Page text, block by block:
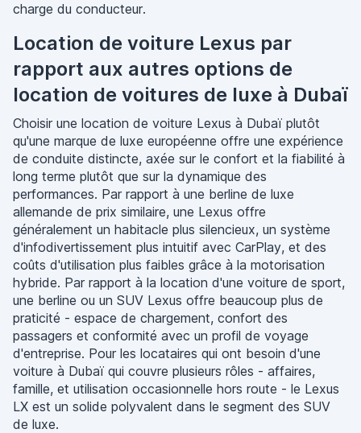
charge du conducteur.
Location de voiture Lexus par
rapport aux autres options de
location de voitures de luxe à Dubaï
Choisir une location de voiture Lexus à Dubaï plutôt
qu'une marque de luxe européenne offre une expérience
de conduite distincte, axée sur le confort et la fiabilité à
long terme plutôt que sur la dynamique des
performances. Par rapport à une berline de luxe
allemande de prix similaire, une Lexus offre
généralement un habitacle plus silencieux, un système
d'infodivertissement plus intuitif avec CarPlay, et des
coûts d'utilisation plus faibles grâce à la motorisation
hybride. Par rapport à la location d'une voiture de sport,
une berline ou un SUV Lexus offre beaucoup plus de
praticité - espace de chargement, confort des
passagers et conformité avec un profil de voyage
d'entreprise. Pour les locataires qui ont besoin d'une
voiture à Dubaï qui couvre plusieurs rôles - affaires,
famille, et utilisation occasionnelle hors route - le Lexus
LX est un solide polyvalent dans le segment des SUV
de luxe.